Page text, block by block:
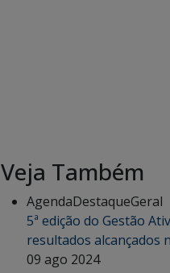
Veja Também
AgendaDestaqueGeral
5ª edição do Gestão
resultados alcançados
09 ago 2024